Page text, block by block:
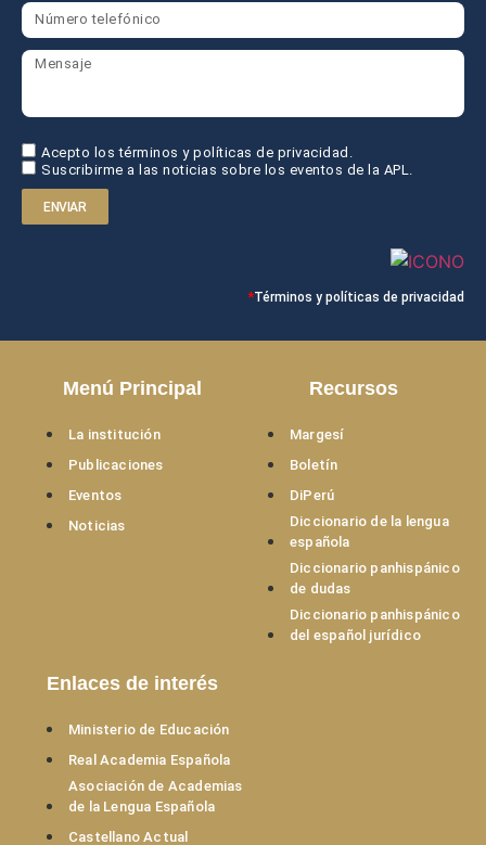
Acepto los términos y políticas de privacidad.
Suscribirme a las noticias sobre los eventos de la APL.
ENVIAR
*Términos y políticas de privacidad
Menú Principal
La institución
Publicaciones
Eventos
Noticias
Recursos
Margesí
Boletín
DiPerú
Diccionario de la lengua
española
Diccionario panhispánico
de dudas
Diccionario panhispánico
del español jurídico
Enlaces de interés
Ministerio de Educación
Real Academia Española
Asociación de Academias
de la Lengua Española
Castellano Actual